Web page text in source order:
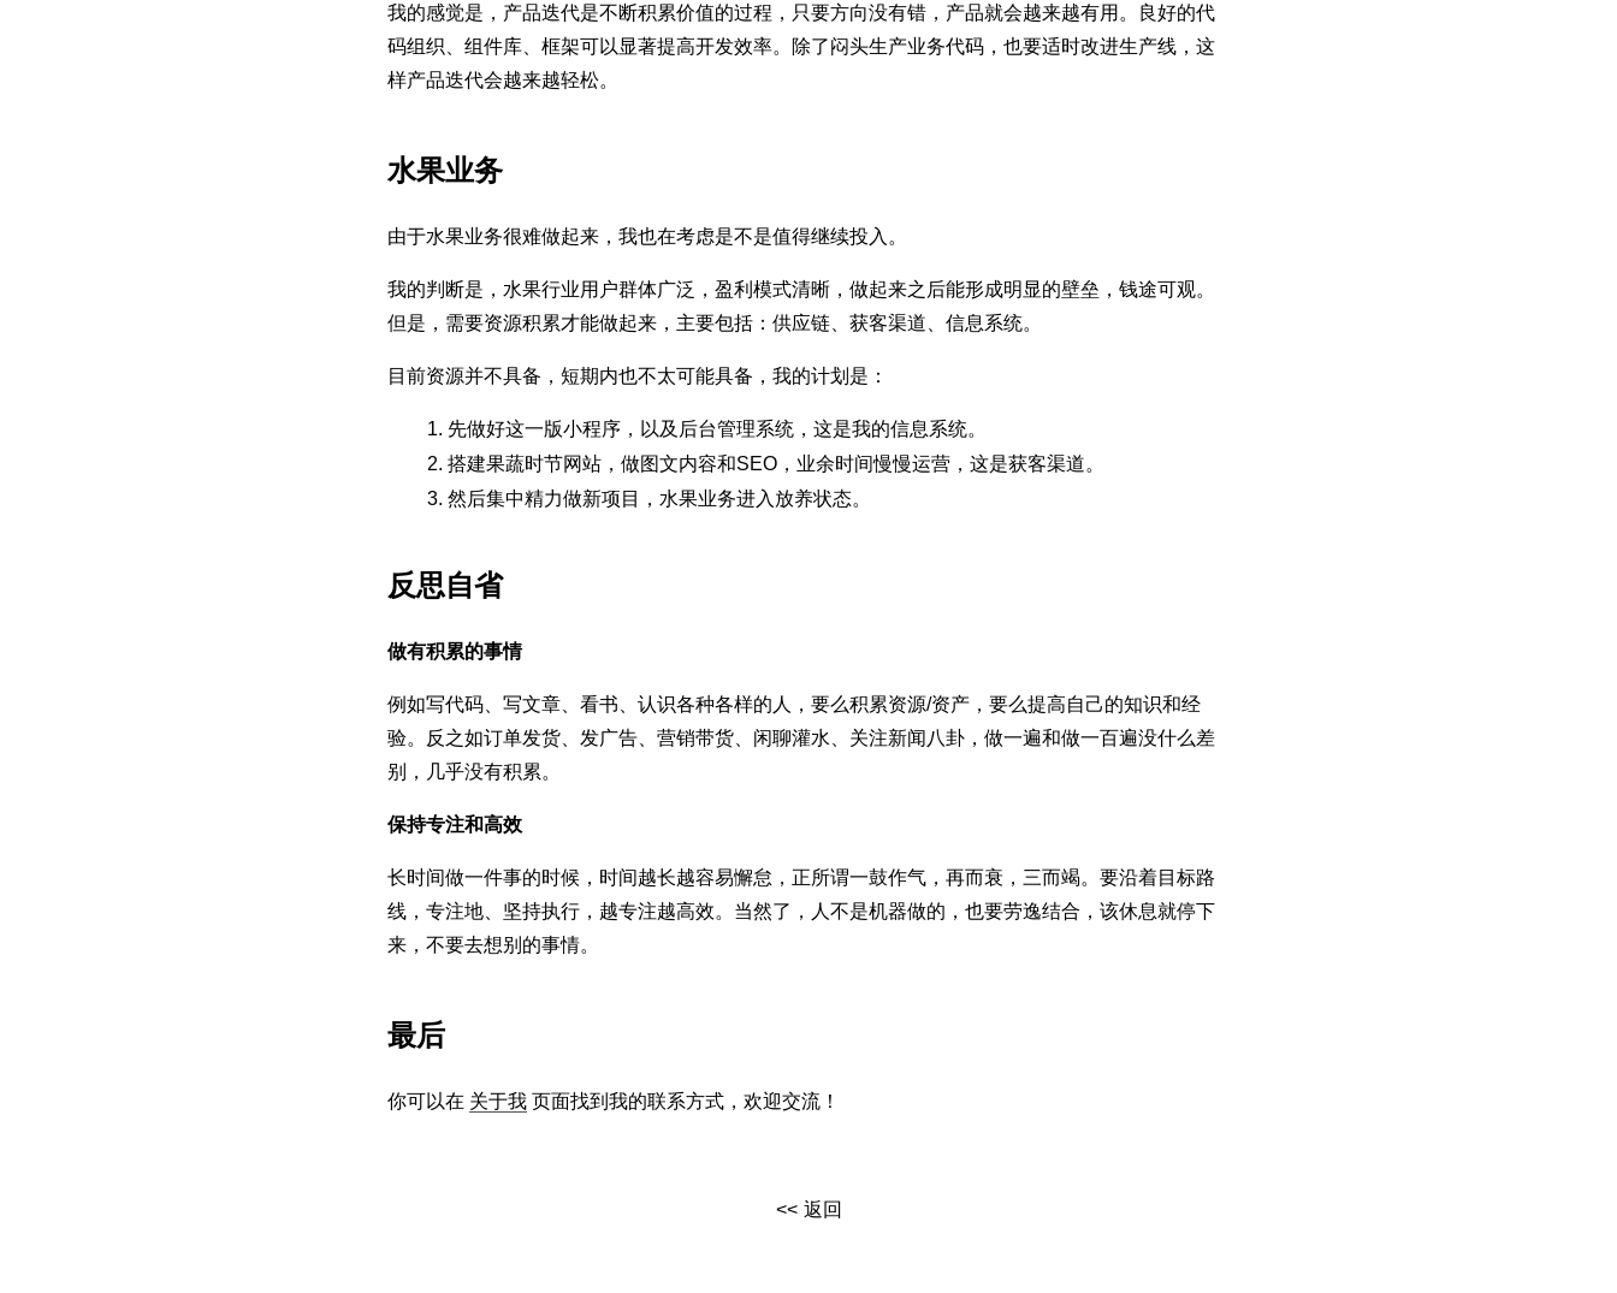
我的感觉是，产品迭代是不断积累价值的过程，只要方向没有错，产品就会越来越有用。良好的代
码组织、组件库、框架可以显著提高开发效率。除了闷头生产业务代码，也要适时改进生产线，这
样产品迭代会越来越轻松。
水果业务
由于水果业务很难做起来，我也在考虑是不是值得继续投入。
我的判断是，水果行业用户群体广泛，盈利模式清晰，做起来之后能形成明显的壁垒，钱途可观。
但是，需要资源积累才能做起来，主要包括：供应链、获客渠道、信息系统。
目前资源并不具备，短期内也不太可能具备，我的计划是：
先做好这一版小程序，以及后台管理系统，这是我的信息系统。
搭建果蔬时节网站，做图文内容和SEO，业余时间慢慢运营，这是获客渠道。
然后集中精力做新项目，水果业务进入放养状态。
反思自省
做有积累的事情
例如写代码、写文章、看书、认识各种各样的人，要么积累资源/资产，要么提高自己的知识和经
验。反之如订单发货、发广告、营销带货、闲聊灌水、关注新闻八卦，做一遍和做一百遍没什么差
别，几乎没有积累。
保持专注和高效
长时间做一件事的时候，时间越长越容易懈怠，正所谓一鼓作气，再而衰，三而竭。要沿着目标路
线，专注地、坚持执行，越专注越高效。当然了，人不是机器做的，也要劳逸结合，该休息就停下
来，不要去想别的事情。
最后
你可以在 关于我 页面找到我的联系方式，欢迎交流！
返回